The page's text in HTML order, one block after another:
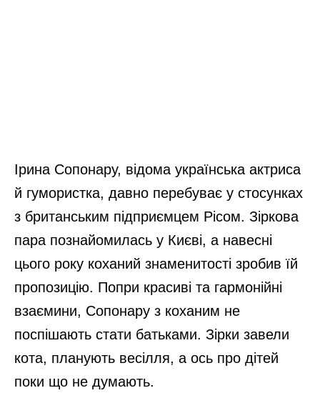
Ірина Сопонару, відома українська актриса
й гумористка, давно перебуває у стосунках
з британським підприємцем Рісом. Зіркова
пара познайомилась у Києві, а навесні
цього року коханий знаменитості зробив їй
пропозицію. Попри красиві та гармонійні
взаємини, Сопонару з коханим не
поспішають стати батьками. Зірки завели
кота, планують весілля, а ось про дітей
поки що не думають.